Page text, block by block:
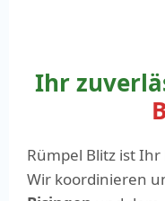
Ihr
Rümpel Blitz ist
Wir koordinieren